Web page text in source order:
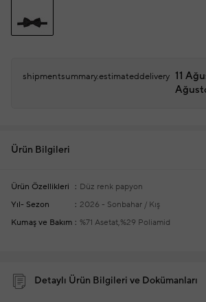
shipmentsummary.estimateddelivery 11
Ürün Bilgileri
Ürün Özellikleri
Düz renk papyon
Yıl- Sezon
2026 - Sonbahar / Kış
Kumaş ve Bakım
%71 Asetat,%29 Poliamid
Detaylı Ürün Bilgileri ve Dokümanları